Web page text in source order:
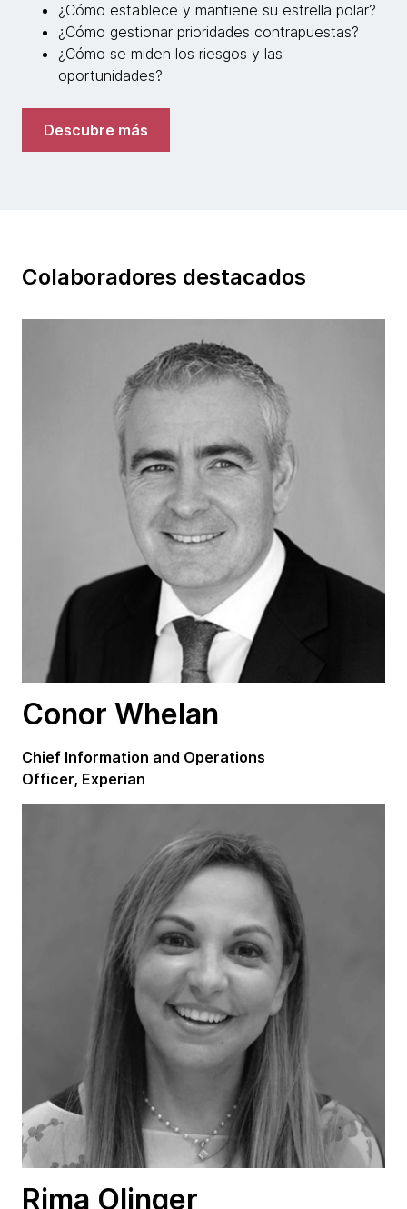
¿Cómo establece y mantiene su estrella polar?
¿Cómo gestionar prioridades contrapuestas?
¿Cómo se miden los riesgos y las
oportunidades?
Descubre más
Colaboradores destacados
Conor Whelan
Chief Information and Operations
Officer, Experian
Rima Olinger